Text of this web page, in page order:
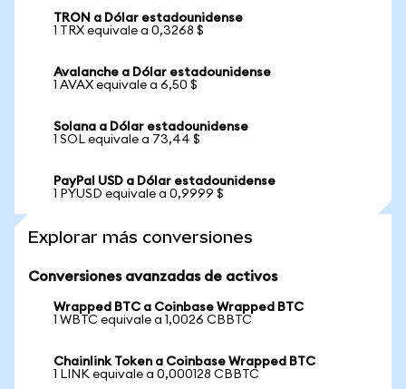
TRON a Dólar estadounidense
1 TRX equivale a 0,3268 $
Avalanche a Dólar estadounidense
1 AVAX equivale a 6,50 $
Solana a Dólar estadounidense
1 SOL equivale a 73,44 $
PayPal USD a Dólar estadounidense
1 PYUSD equivale a 0,9999 $
Explorar más conversiones
Conversiones avanzadas de activos
Wrapped BTC a Coinbase Wrapped BTC
1 WBTC equivale a 1,0026 CBBTC
Chainlink Token a Coinbase Wrapped BTC
1 LINK equivale a 0,000128 CBBTC